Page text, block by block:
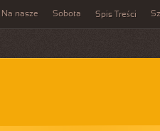
Na nasze Sobota Spis Treści